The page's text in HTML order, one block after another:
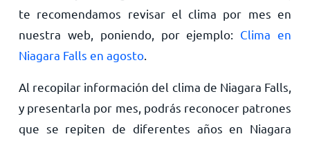
te recomendamos revisar el clima por mes en
nuestra web, poniendo, por ejemplo: Clima en
Niagara Falls en agosto.
Al recopilar información del clima de Niagara Falls,
y presentarla por mes, podrás reconocer patrones
que se repiten de diferentes años en Niagara